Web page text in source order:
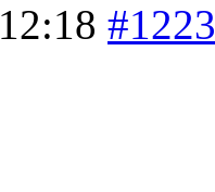
12:18 #1223